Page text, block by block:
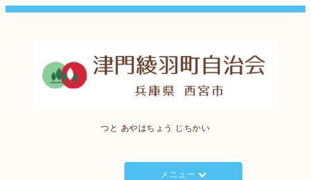
つと あやはちょう じちかい
メニュー